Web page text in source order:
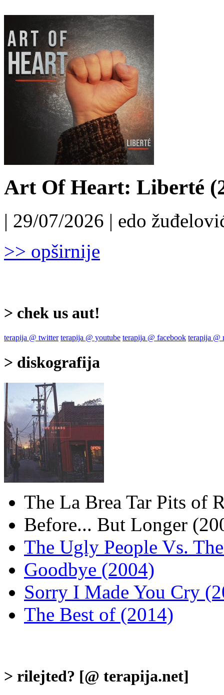
Art Of Heart: Liberté
| 29/07/2026 | edo
>> opširnije
> chek us aut!
terapija @ twitter terapija @ youtube terapija @ facebook terapija @
> diskografija
The La Brea Tar Pits of
Before... But Longer
The Ugly People Vs.
Goodbye (2004)
Sorry I Made You Cry
The Best of (2014)
> rilejted? [@ terapija.net]